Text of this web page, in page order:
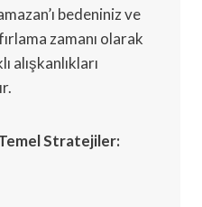
bedeniniz ve
zamanı olarak
alışkanlıkları
Temel Stratejiler: